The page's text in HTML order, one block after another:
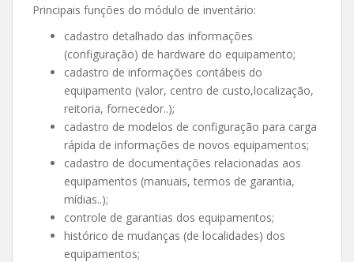
Principais funções do módulo de inventário:
cadastro detalhado das informações
(configuração) de hardware do equipamento;
cadastro de informações contábeis do
equipamento (valor, centro de custo,localização,
reitoria, fornecedor..);
cadastro de modelos de configuração para carga
rápida de informações de novos equipamentos;
cadastro de documentações relacionadas aos
equipamentos (manuais, termos de garantia,
mídias..);
controle de garantias dos equipamentos;
histórico de mudanças (de localidades) dos
equipamentos;